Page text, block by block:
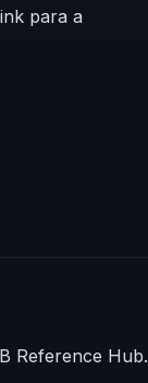
para a
Reference Hub.